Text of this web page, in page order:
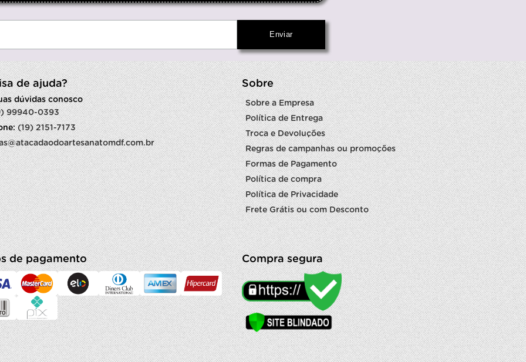
de ajuda?
dúvidas conosco
99940-0393
(19) 2151-7173
Sobre
Sobre a Empresa
Política de Entrega
Troca e Devoluções
Regras de campanhas ou promoções
Formas de Pagamento
Política de compra
Política de Privacidade
Frete Grátis ou com Desconto
de pagamento Compra segura